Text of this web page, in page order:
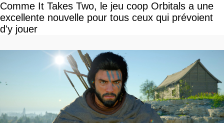
Comme It Takes Two, le jeu coop Orbitals a une
excellente nouvelle pour tous ceux qui prévoient
d'y jouer